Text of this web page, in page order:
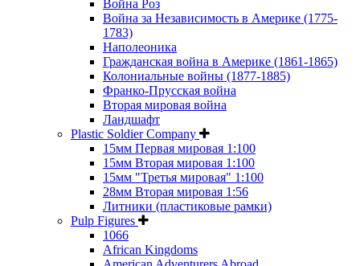
Война Роз
Война за Независимость в Америке (1775-
1783)
Наполеоника
Гражданская война в Америке (1861-1865)
Колониальные войны (1877-1885)
Франко-Прусская война
Вторая мировая война
Ландшафт
Plastic Soldier Company
15мм Первая мировая 1:100
15мм Вторая мировая 1:100
15мм "Третья мировая" 1:100
28мм Вторая мировая 1:56
Литники (пластиковые рамки)
Pulp Figures
1066
African Kingdoms